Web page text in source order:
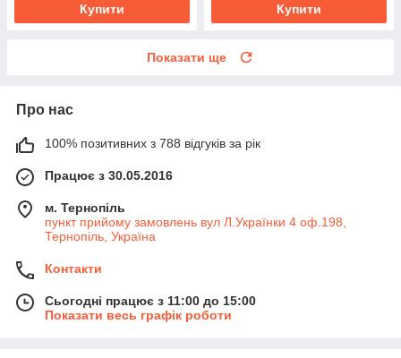
Купити Купити
Показати ще
Про нас
100% позитивних з 788 відгуків за рік
Працює з 30.05.2016
м. Тернопіль
пункт прийому замовлень вул Л.Українки 4 оф.198,
Тернопіль, Україна
Контакти
Сьогодні працює з 11:00 до 15:00
Показати весь графік роботи